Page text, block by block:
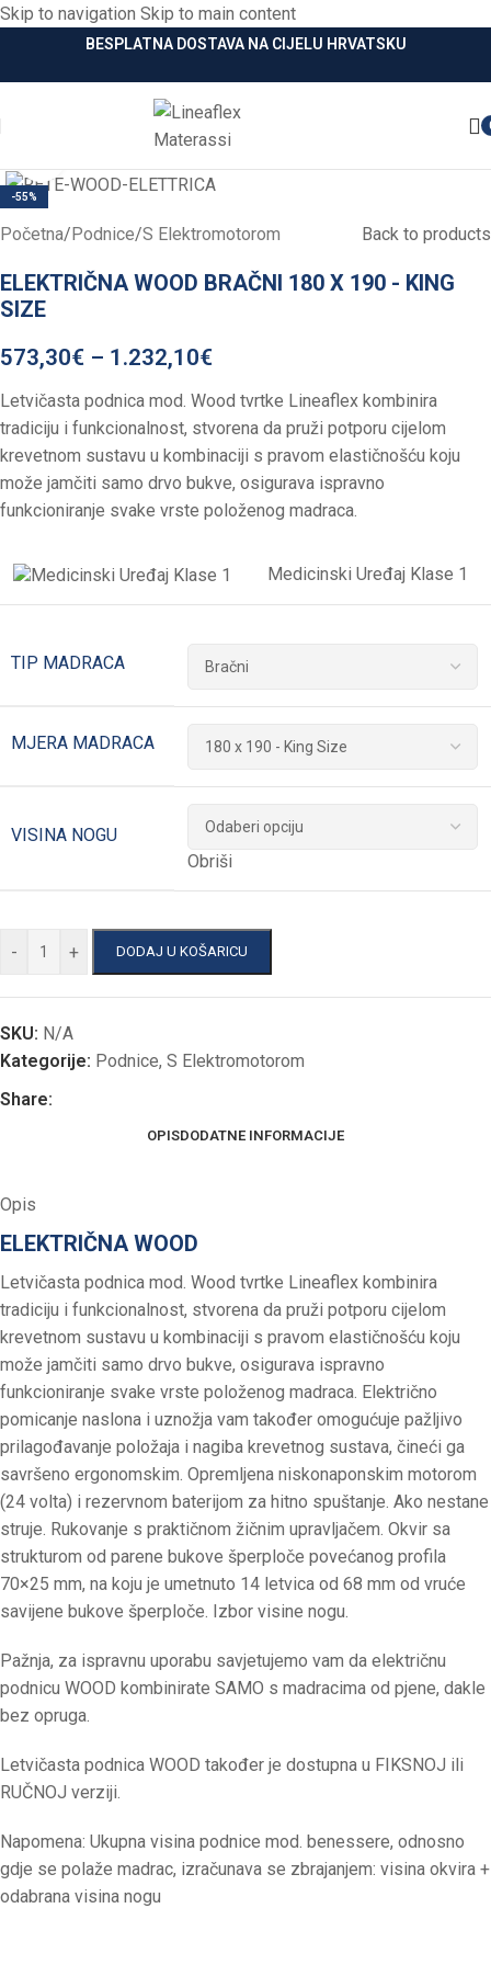
Skip to navigation Skip to main content
BESPLATNA DOSTAVA NA CIJELU HRVATSKU
-55%
Početna/ Podnice/S Elektromotorom Back to products
ELEKTRIČNA WOOD BRAČNI 180 X 190 - KING
SIZE
573,30€ – 1.232,10€
Letvičasta podnica mod. Wood tvrtke Lineaflex kombinira
tradiciju i funkcionalnost, stvorena da pruži potporu cijelom
krevetnom sustavu u kombinaciji s pravom elastičnošću koju
može jamčiti samo drvo bukve, osigurava ispravno
funkcioniranje svake vrste položenog madraca.
Medicinski Uređaj Klase 1
TIP MADRACA
MJERA MADRACA
VISINA NOGU
Obriši
- + DODAJ U KOŠARICU
SKU: N/A
Kategorije: Podnice, S Elektromotorom
Share:
OPISDODATNE INFORMACIJE
Opis
ELEKTRIČNA WOOD
Letvičasta podnica mod. Wood tvrtke Lineaflex kombinira
tradiciju i funkcionalnost, stvorena da pruži potporu cijelom
krevetnom sustavu u kombinaciji s pravom elastičnošću koju
može jamčiti samo drvo bukve, osigurava ispravno
funkcioniranje svake vrste položenog madraca. Električno
pomicanje naslona i uznožja vam također omogućuje pažljivo
prilagođavanje položaja i nagiba krevetnog sustava, čineći ga
savršeno ergonomskim. Opremljena niskonaponskim motorom
(24 volta) i rezervnom baterijom za hitno spuštanje. Ako nestane
struje. Rukovanje s praktičnom žičnim upravljačem. Okvir sa
strukturom od parene bukove šperploče povećanog profila
70×25 mm, na koju je umetnuto 14 letvica od 68 mm od vruće
savijene bukove šperploče. Izbor visine nogu.
Pažnja, za ispravnu uporabu savjetujemo vam da električnu
podnicu WOOD kombinirate SAMO s madracima od pjene, dakle
bez opruga.
Letvičasta podnica WOOD također je dostupna u FIKSNOJ ili
RUČNOJ verziji.
Napomena: Ukupna visina podnice mod. benessere, odnosno
gdje se polaže madrac, izračunava se zbrajanjem: visina okvira +
odabrana visina nogu